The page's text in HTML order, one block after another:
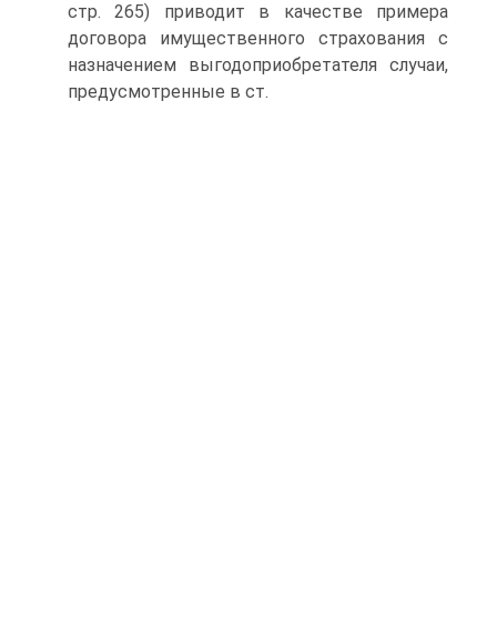
стр. 265) приводит в качестве примера
договора имущественного страхования с
назначением выгодоприобретателя случаи,
предусмотренные в ст.